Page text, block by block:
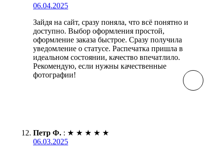
06.04.2025
Зайдя на сайт, сразу поняла, что всё понятно и
доступно. Выбор оформления простой,
оформление заказа быстрое. Сразу получила
уведомление о статусе. Распечатка пришла в
идеальном состоянии, качество впечатлило.
Рекомендую, если нужны качественные
фотографии!
Петр Ф. : ★ ★ ★ ★ ★
06.03.2025